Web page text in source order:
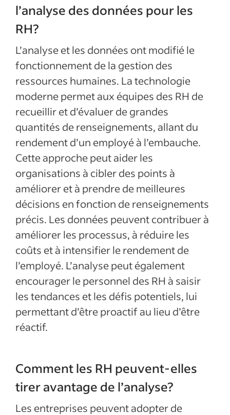
l’analyse des données pour les
RH?
L’analyse et les données ont modifié le
fonctionnement de la gestion des
ressources humaines. La technologie
moderne permet aux équipes des RH de
recueillir et d’évaluer de grandes
quantités de renseignements, allant du
rendement d’un employé à l’embauche.
Cette approche peut aider les
organisations à cibler des points à
améliorer et à prendre de meilleures
décisions en fonction de renseignements
précis. Les données peuvent contribuer à
améliorer les processus, à réduire les
coûts et à intensifier le rendement de
l’employé. L’analyse peut également
encourager le personnel des RH à saisir
les tendances et les défis potentiels, lui
permettant d’être proactif au lieu d’être
réactif.
Comment les RH peuvent-elles
tirer avantage de l’analyse?
Les entreprises peuvent adopter de